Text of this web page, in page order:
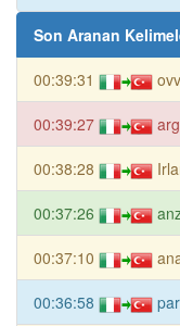
Son Aranan
00:39:31
00:39:27
00:38:28
00:37:26
00:37:10
00:36:58